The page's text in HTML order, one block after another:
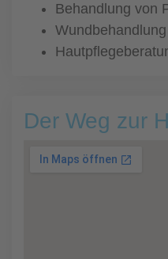
Behandlung von
Wundbehandlung
Der Weg zur